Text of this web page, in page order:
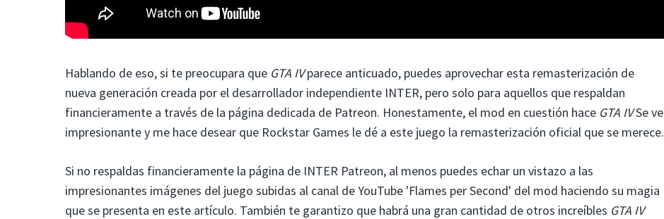
Hablando de eso, si te preocupara que GTA IVparece anticuado, puedes aprovechar esta remasterización de
nueva generación creada por el desarrollador independiente INTER, pero solo para aquellos que respaldan
financieramente a través de la página dedicada de Patreon. Honestamente, el mod en cuestión hace GTA IVSe ve
impresionante y me hace desear que Rockstar Games le dé a este juego la remasterización oficial que se merece.
Si no respaldas financieramente la página de INTER Patreon, al menos puedes echar un vistazo a las
impresionantes imágenes del juego subidas al canal de YouTube 'Flames per Second' del mod haciendo su magia
que se presenta en este artículo. También te garantizo que habrá una gran cantidad de otros increíbles GTA IV